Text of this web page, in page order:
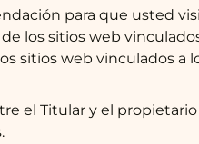
para que usted
los sitios web
sitios web vinculados a
el Titular y el